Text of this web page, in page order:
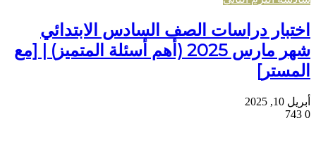
اختبار دراسات الصف السادس الابتدائي
شهر مارس 2025 (أهم أسئلة المتميز) | [مع
المستر]
أبريل 10, 2025
0